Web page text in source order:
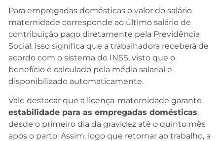
Para empregadas domésticas o valor do salário
maternidade corresponde ao último salário de
contribuição pago diretamente pela Previdência
Social. Isso significa que a trabalhadora receberá de
acordo com o sistema do INSS, visto que o
benefício é calculado pela média salarial e
disponibilizado automaticamente.
Vale destacar que a licença-maternidade garante
estabilidade para as empregadas domésticas,
desde o primeiro dia da gravidez até o quinto mês
após o parto. Assim, logo que retornar ao trabalho, a